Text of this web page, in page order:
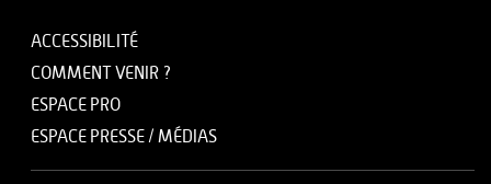
ACCESSIBILITÉ
COMMENT VENIR ?
ESPACE PRO
ESPACE PRESSE / MÉDIAS